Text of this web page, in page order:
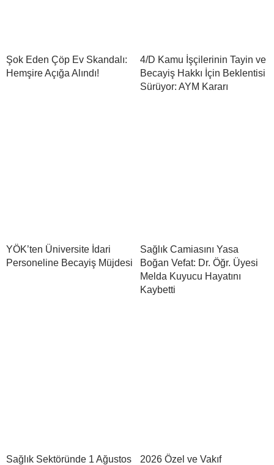
Şok Eden Çöp Ev Skandalı:
Hemşire Açığa Alındı!
4/D Kamu İşçilerinin Tayin ve
Becayiş Hakkı İçin Beklentisi
Sürüyor: AYM Kararı
YÖK’ten Üniversite İdari
Personeline Becayiş Müjdesi
Sağlık Camiasını Yasa
Boğan Vefat: Dr. Öğr. Üyesi
Melda Kuyucu Hayatını
Kaybetti
Sağlık Sektöründe 1 Ağustos
2026 Özel ve Vakıf